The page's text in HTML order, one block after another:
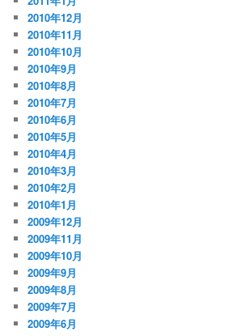
2010年12月
2010年11月
2010年10月
2010年9月
2010年8月
2010年7月
2010年6月
2010年5月
2010年4月
2010年3月
2010年2月
2010年1月
2009年12月
2009年11月
2009年10月
2009年9月
2009年8月
2009年7月
2009年6月